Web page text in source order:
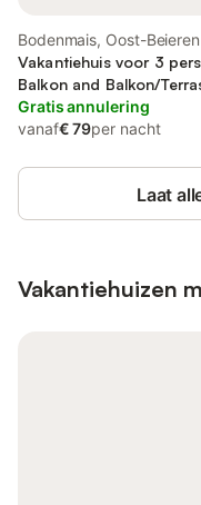
Bodenmais, Oost-Beieren
Vakantiehuis voor 3
Balkon and Balkon/
Terras and Tuin
Gratis annulering
vanaf€ 79per nacht
Laat
Vakantiehuizen